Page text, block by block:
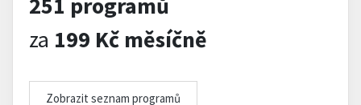
za 199 Kč měsíčně
Zobrazit seznam programů